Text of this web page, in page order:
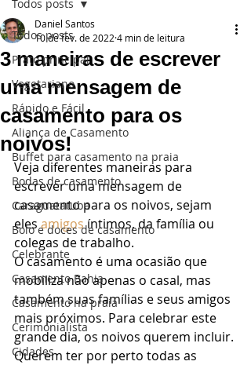
Todos posts
Prato principal
Vegetariano
Rápido e Fácil
Aliança de Casamento
Buffet para casamento na praia
Bodas de casamento
Caraguatatuba
Bolo e doces de casamento
Celebrante
Casamento Bahia
Casamento na praia
Cerimonialista
Cidades
Todos posts
3 maneiras de escrever
uma mensagem de
casamento para os
noivos!
Daniel Santos
10 de fev. de 2022 4 min de leitura
Veja diferentes maneiras para
escrever uma mensagem de
casamento para os noivos, sejam
eles amigos íntimos, da família ou
colegas de trabalho.
O casamento é uma ocasião que
mobiliza não apenas o casal, mas
também suas famílias e seus amigos
mais próximos. Para celebrar este
grande dia, os noivos querem incluir.
Querem ter por perto todas as